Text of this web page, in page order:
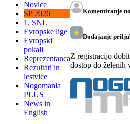
Novice
SP 2026
1. SNL
Evropske lige
Evropski
pokali
Reprezentanca
Rezultati in
lestvice
Nogomania
PLUS
News in
English
Komentiranje
Dodajanje
Z registracijo
dostop do želenih